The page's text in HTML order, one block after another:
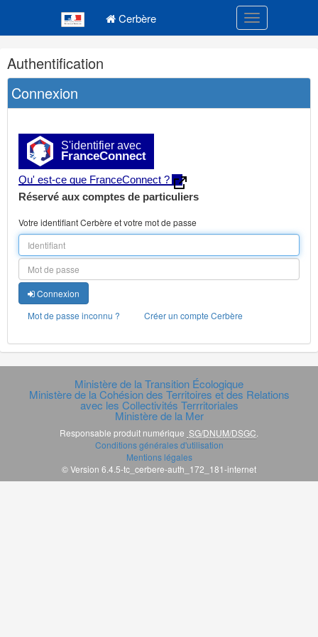
Cerbère Toggle
Navigation
et
outils
annexes
Authentification
Connexion
S'identifier avec
FranceConnect
Qu' est-ce que FranceConnect ?
Réservé aux comptes de particuliers
Votre identifiant Cerbère et votre mot de passe
Connexion
Mot de passe inconnu ?
Créer un compte Cerbère
Ministère de la Transition Écologique
Ministère de la Cohésion des Territoires et des Relations
avec les Collectivités Terrritoriales
Ministère de la Mer
Responsable produit numérique SG/DNUM/DSGC.
Conditions générales d'utilisation
Mentions légales
© Version 6.4.5-tc_cerbere-auth_172_181-internet